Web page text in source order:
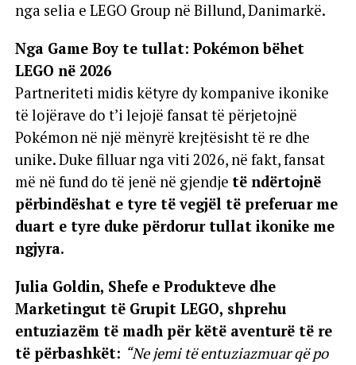
nga selia e LEGO Group në Billund, Danimarkë.
Nga Game Boy te tullat: Pokémon bëhet
LEGO në 2026
Partneriteti midis këtyre dy kompanive ikonike
të lojërave do t’i lejojë fansat të përjetojnë
Pokémon në një mënyrë krejtësisht të re dhe
unike. Duke filluar nga viti 2026, në fakt, fansat
më në fund do të jenë në gjendje të ndërtojnë
përbindëshat e tyre të vegjël të preferuar me
duart e tyre duke përdorur tullat ikonike me
ngjyra.
Julia Goldin, Shefe e Produkteve dhe
Marketingut të Grupit LEGO, shprehu
entuziazëm të madh për këtë aventurë të re
të përbashkët: “Ne jemi të entuziazmuar që po